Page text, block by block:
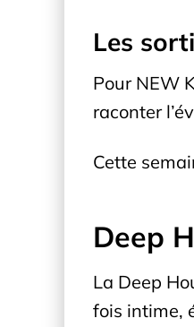
Les
Pour NEW
raconter
Cette
Deep
La Deep
fois intime,